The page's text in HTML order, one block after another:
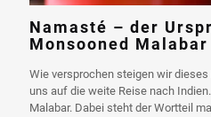
Namasté – der
Monsooned Malabar
Wie versprochen steigen wir
uns auf die weite Reise nach
Malabar. Dabei steht der Wortteil